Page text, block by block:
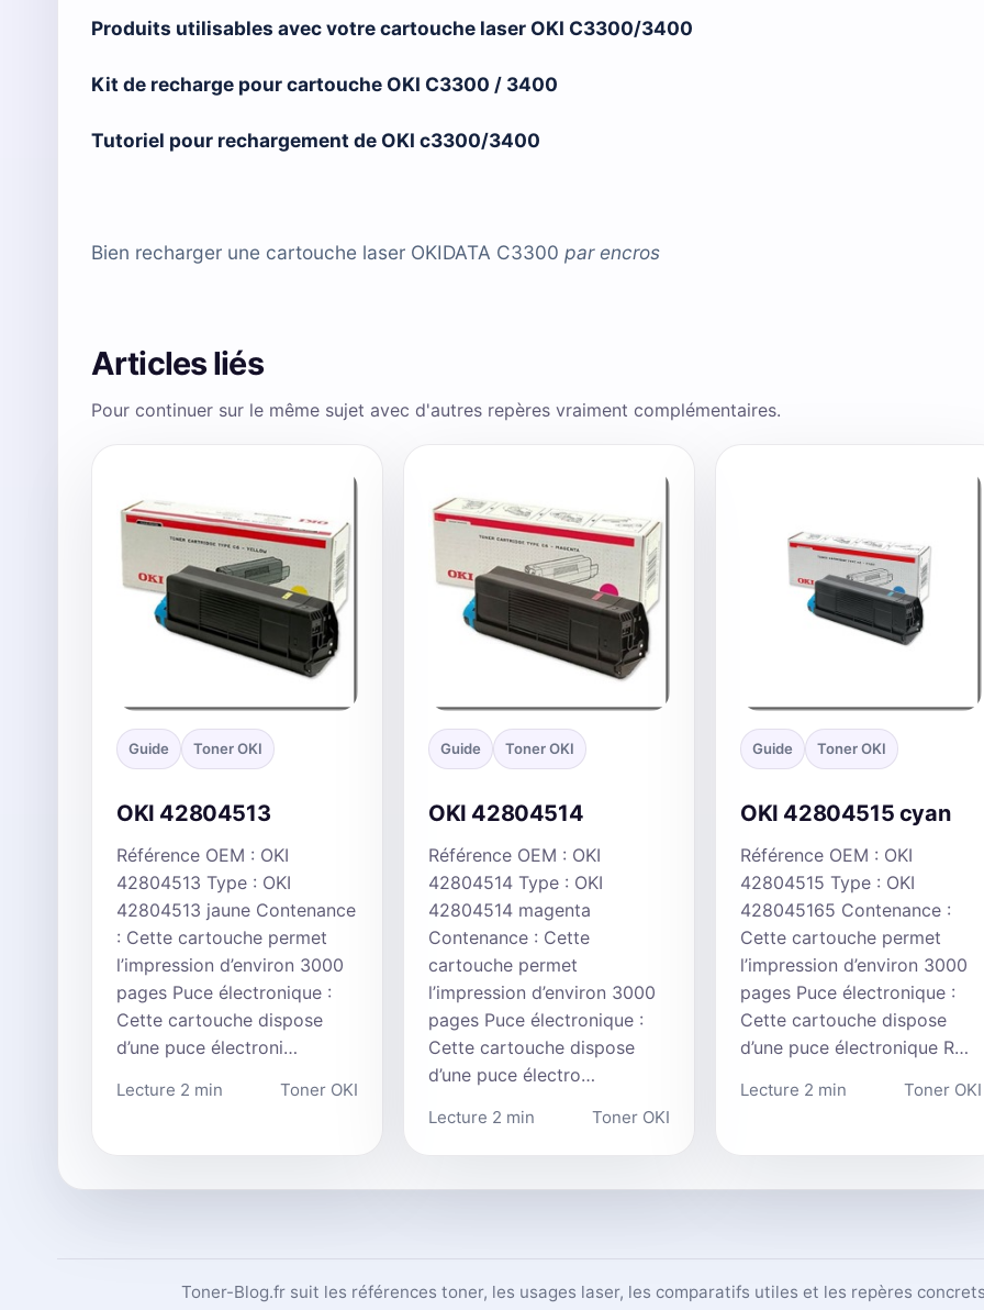
Produits utilisables avec votre cartouche laser OKI C3300/3400
Kit de recharge pour cartouche OKI C3300 / 3400
Tutoriel pour rechargement de OKI c3300/3400
Bien recharger une cartouche laser OKIDATA C3300 parencros
Articles liés
Pour continuer sur le même sujet avec d'autres repères vraiment complémentaires.
Guide Toner OKI
OKI 42804513
Référence OEM : OKI
42804513 Type : OKI
42804513 jaune Contenance
: Cette cartouche permet
l’impression d’environ 3000
pages Puce électronique :
Cette cartouche dispose
d’une puce électroni…
Lecture 2 min Toner OKI
Guide Toner OKI
OKI 42804514
Référence OEM : OKI
42804514 Type : OKI
42804514 magenta
Contenance : Cette
cartouche permet
l’impression d’environ 3000
pages Puce électronique :
Cette cartouche dispose
d’une puce électro…
Lecture 2 min Toner OKI
Guide Toner OKI
OKI 42804515 cyan
Référence OEM : OKI
42804515 Type : OKI
428045165 Contenance :
Cette cartouche permet
l’impression d’environ 3000
pages Puce électronique :
Cette cartouche dispose
d’une puce électronique R…
Lecture 2 min Toner OKI
Toner-Blog.fr suit les références toner, les usages laser, les comparatifs utiles et les repères